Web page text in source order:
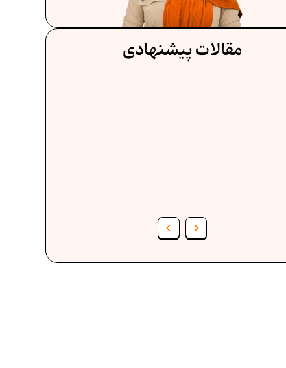
مقالات پیشنهادی
فرمول حجم اشکال هندسی در ریاضیات
برنامه‌ ریزی درسی هفتم